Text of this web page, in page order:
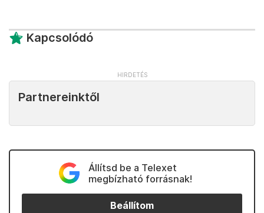
Kapcsolódó
Partnereinktől
Állítsd be a Telexet
megbízható forrásnak!
Beállítom